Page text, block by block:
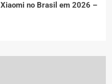
no Brasil em 2026 –